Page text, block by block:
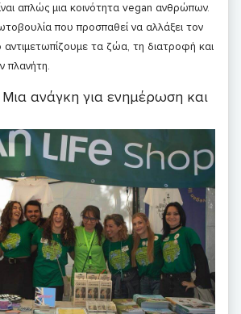
απλώς μια κοινότητα vegan ανθρώπων.
που προσπαθεί να αλλάξει τον
αντιμετωπίζουμε τα ζώα, τη διατροφή και
πλανήτη.
ανάγκη για ενημέρωση και